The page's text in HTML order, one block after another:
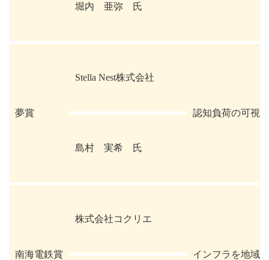
堀内 亜弥 氏
夢賞
Stella Nest株式会社
認知負荷の可視
島村 実希 氏
南海電鉄賞
株式会社コクリエ
インフラを地域